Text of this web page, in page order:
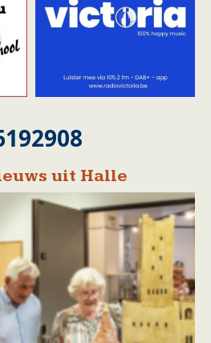
uit Halle